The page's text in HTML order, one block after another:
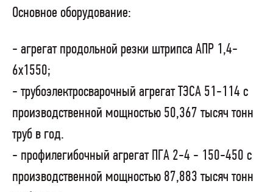
Основное оборудование:
- агрегат продольной резки штрипса АПР 1,4-
6х1550;
- трубоэлектросварочный агрегат ТЭСА 51-114 с
производственной мощностью 50,367 тысяч тонн
труб в год.
- профилегибочный агрегат ПГА 2-4 - 150-450 с
производственной мощностью 87,883 тысяч тонн